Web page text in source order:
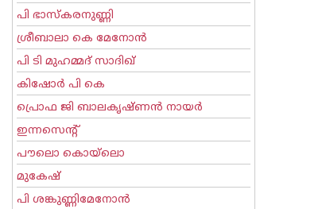
പി ഭാസ്കരനുണ്ണി
ശ്രീബാലാ കെ മേനോന്‍
പി ടി മുഹമ്മദ് സാദിഖ്‌
കിഷോർ പി കെ
പ്രൊഫ ജി ബാലകൃഷ്ണന്‍ നായര്‍
ഇന്നസെന്റ്‌
പൗലൊ കൊയ്ലൊ
മുകേഷ്
പി ശങ്കുണ്ണിമേനോന്‍